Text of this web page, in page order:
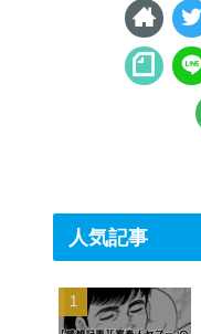
人気記事